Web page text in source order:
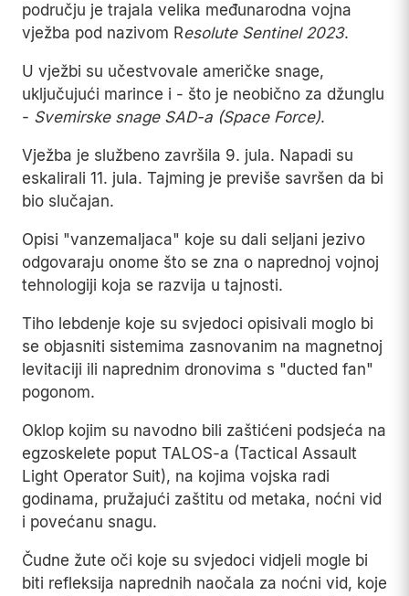
području je trajala velika međunarodna vojna
vježba pod nazivom Resolute Sentinel 2023.
U vježbi su učestvovale američke snage,
uključujući marince i - što je neobično za džunglu
- Svemirske snage SAD-a (Space Force).
Vježba je službeno završila 9. jula. Napadi su
eskalirali 11. jula. Tajming je previše savršen da bi
bio slučajan.
Opisi "vanzemaljaca" koje su dali seljani jezivo
odgovaraju onome što se zna o naprednoj vojnoj
tehnologiji koja se razvija u tajnosti.
Tiho lebdenje koje su svjedoci opisivali moglo bi
se objasniti sistemima zasnovanim na magnetnoj
levitaciji ili naprednim dronovima s "ducted fan"
pogonom.
Oklop kojim su navodno bili zaštićeni podsjeća na
egzoskelete poput TALOS-a (Tactical Assault
Light Operator Suit), na kojima vojska radi
godinama, pružajući zaštitu od metaka, noćni vid
i povećanu snagu.
Čudne žute oči koje su svjedoci vidjeli mogle bi
biti refleksija naprednih naočala za noćni vid, koje